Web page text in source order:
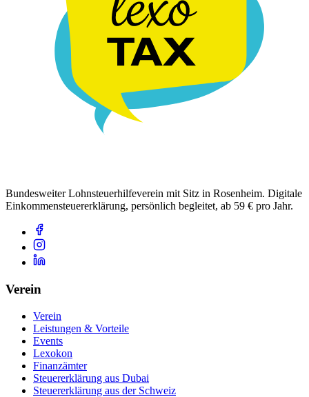
Bundesweiter Lohnsteuerhilfeverein mit Sitz in Rosenheim. Digitale
Einkommensteuererklärung, persönlich begleitet, ab 59 € pro Jahr.
Verein
Verein
Leistungen & Vorteile
Events
Lexokon
Finanzämter
Steuererklärung aus Dubai
Steuererklärung aus der Schweiz